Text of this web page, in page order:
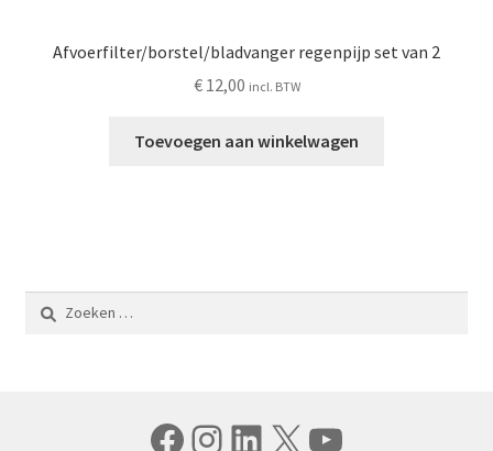
Afvoerfilter/borstel/bladvanger regenpijp set van 2
€12,00 incl. BTW
Toevoegen aan winkelwagen
Zoeken
naar:
Facebook
Instagram
LinkedIn
X YouTube